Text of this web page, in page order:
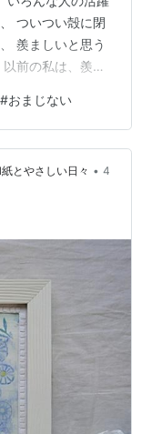
ついつい殻に閉
羨ましいと思う
前の私は、羨ま
ドにうずくまっ
。 最近、エネル
気づいたことが
るエネルギーへ
はっ今うらやまし
#おまじない
とやさしい日々 • 4